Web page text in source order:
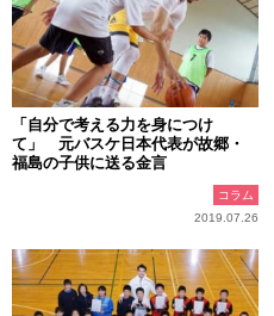
「自分で考える力を身につけ
て」 元バスケ日本代表が故郷・
福島の子供に送る金言
コラム
2019.07.26